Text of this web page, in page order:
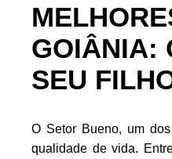
GOIÂNIA:
SEU
O Setor Bueno, um
qualidade de vida.